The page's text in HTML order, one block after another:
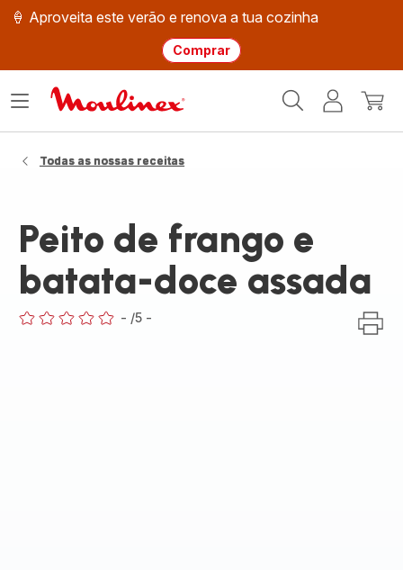
🍦 Aproveita este verão e renova a tua cozinha
Comprar
Moulinex
O
Abrir
Todas as nossas receitas
Peito de frango e
batata-doce assada
- /5 -